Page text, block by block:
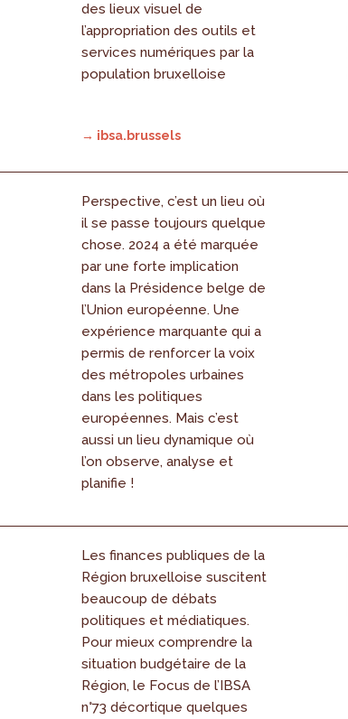
des lieux visuel de
l’appropriation des outils et
services numériques par la
population bruxelloise
→ ibsa.brussels
Perspective, c’est un lieu où
il se passe toujours quelque
chose. 2024 a été marquée
par une forte implication
dans la Présidence belge de
l’Union européenne. Une
expérience marquante qui a
permis de renforcer la voix
des métropoles urbaines
dans les politiques
européennes. Mais c’est
aussi un lieu dynamique où
l’on observe, analyse et
planifie !
Les finances publiques de la
Région bruxelloise suscitent
beaucoup de débats
politiques et médiatiques.
Pour mieux comprendre la
situation budgétaire de la
Région, le Focus de l’IBSA
n°73 décortique quelques